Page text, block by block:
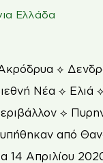
Ελλάδα
⟡
Νέα ⟡ Ελιά
⟡
από
14 Απριλίου